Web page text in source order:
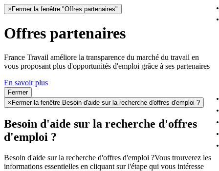
× Fermer la fenêtre "Offres partenaires"
Offres partenaires
France Travail améliore la transparence du marché du travail en
vous proposant plus d'opportunités d'emploi grâce à ses partenaires
En savoir plus
Fermer
× Fermer la fenêtre Besoin d'aide sur la recherche d'offres d'emploi ?
Besoin d'aide sur la recherche d'offres
d'emploi ?
Besoin d'aide sur la recherche d'offres d'emploi ?Vous trouverez les
informations essentielles en cliquant sur l'étape qui vous intéresse